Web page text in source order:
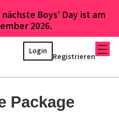
nächste Boys’ Day ist am
2026.
Registrieren
Login
Package